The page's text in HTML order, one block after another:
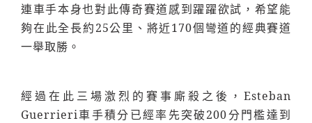
連車手本身也對此傳奇賽道感到躍躍欲試，希望能
夠在此全長約25公里、將近170個彎道的經典賽道
一舉取勝。
經過在此三場激烈的賽事廝殺之後，Esteban
Guerrieri車手積分已經率先突破200分門檻達到